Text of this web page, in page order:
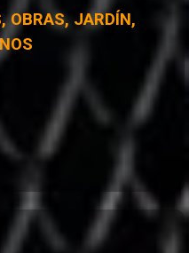
OBRAS, JARDÍN,